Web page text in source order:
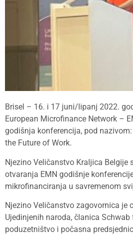
Brisel – 16. i 17 juni/lipanj 2022.
European Microfinance Network –
godišnja konferencija, pod
the Future of Work.
Njezino Veličanstvo Kraljica Belgije
otvaranja EMN godišnje
mikrofinanciranja u savremenom
Njezino Veličanstvo zagovornica je
Ujedinjenih naroda, članica
poduzetništvo i počasna